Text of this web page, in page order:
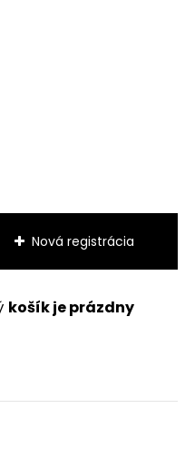
Nová registrácia